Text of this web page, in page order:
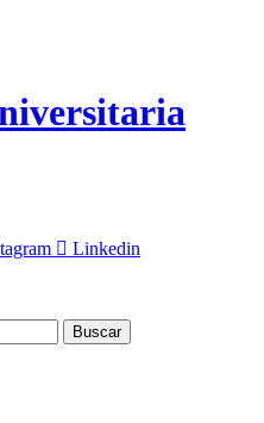
 Linkedin
Buscar